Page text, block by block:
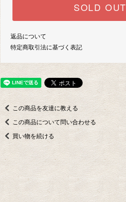
SOLD OUT
返品について
特定商取引法に基づく表記
この商品を友達に教える
この商品について問い合わせる
買い物を続ける